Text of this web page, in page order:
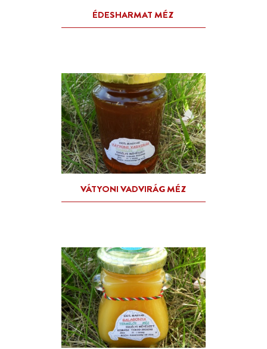
LIGETI ZSÁLYA MÉZ